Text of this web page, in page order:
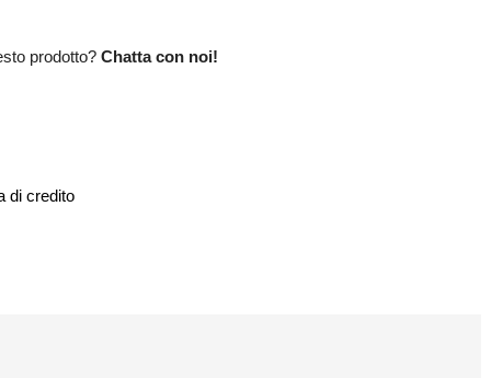
prodotto? Chatta con noi!
di credito